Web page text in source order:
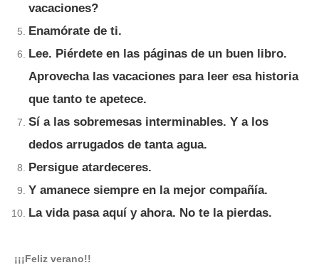
vacaciones?
Enamórate de ti.
Lee. Piérdete en las páginas de un buen libro.
Aprovecha las vacaciones para leer esa historia
que tanto te apetece.
Sí a las sobremesas interminables. Y a los
dedos arrugados de tanta agua.
Persigue atardeceres.
Y amanece siempre en la mejor compañía.
La vida pasa aquí y ahora. No te la pierdas.
¡¡¡Feliz verano!!